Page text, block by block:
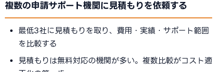
複数の申請サポート機関に見積もりを依頼する
最低3社に見積もりを取り、費用・実績・サポート範囲
を比較する
見積もりは無料対応の機関が多い。複数比較がコスト適